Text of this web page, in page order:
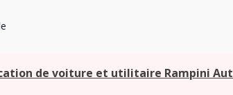
de voiture et utilitaire Rampini